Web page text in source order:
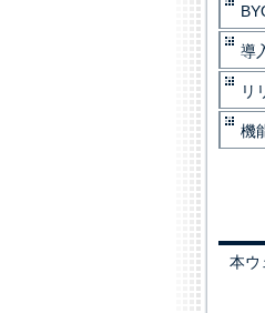
導
リ
機
本ウ